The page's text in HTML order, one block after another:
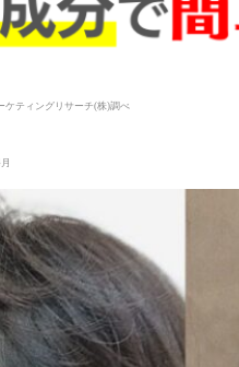
ケティングリサーチ(株)調べ